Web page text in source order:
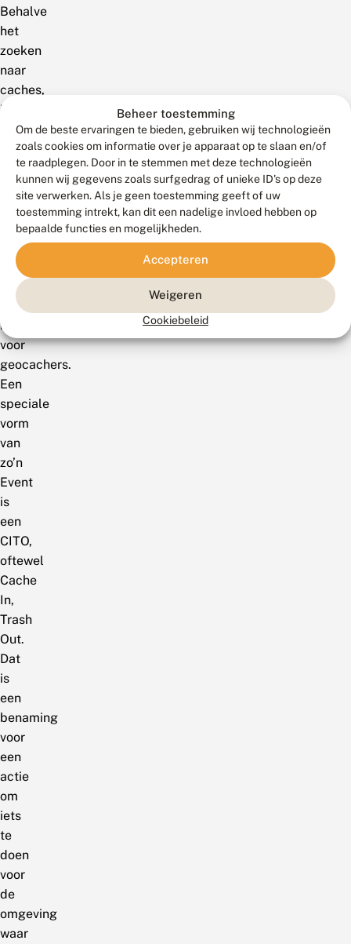
Beheer toestemming
Om de beste ervaringen te bieden, gebruiken wij technologieën
zoals cookies om informatie over je apparaat op te slaan en/of
te raadplegen. Door in te stemmen met deze technologieën
kunnen wij gegevens zoals surfgedrag of unieke ID's op deze
site verwerken. Als je geen toestemming geeft of uw
toestemming intrekt, kan dit een nadelige invloed hebben op
bepaalde functies en mogelijkheden.
Accepteren
Weigeren
Cookiebeleid
Behalve
het
zoeken
naar
caches,
is
het
ook
mogelijk
om
een
Geocaching
Event
organiseren,
een
bijeenkomst
voor
geocachers.
Een
speciale
vorm
van
zo’n
Event
is
een
CITO,
oftewel
Cache
In,
Trash
Out.
Dat
is
een
benaming
voor
een
actie
om
iets
te
doen
voor
de
omgeving
waar